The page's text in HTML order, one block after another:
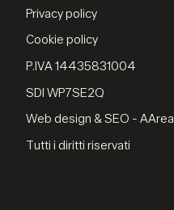
Privacy policy
Cookie policy
P.IVA 14435831004
SDI WP7SE2Q
Web design & SEO - AArea
Tutti i diritti riservati